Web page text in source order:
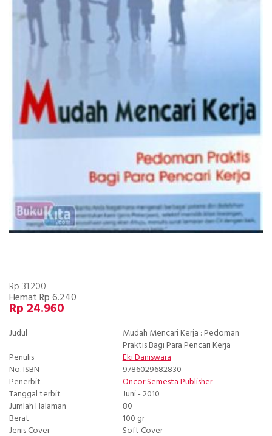
Rp 31.200
Hemat Rp 6.240
Rp 24.960
Judul
Mudah Mencari Kerja : Pedoman
Praktis Bagi Para Pencari Kerja
Penulis
Eki Daniswara
No. ISBN
9786029682830
Penerbit
Oncor Semesta Publisher
Tanggal terbit
Juni - 2010
Jumlah Halaman
80
Berat
100 gr
Jenis Cover
Soft Cover